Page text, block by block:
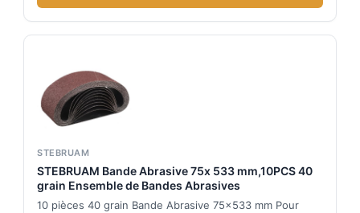
STEBRUAM
STEBRUAM Bande Abrasive 75x 533 mm,10PCS 40
grain Ensemble de Bandes Abrasives
10 pièces 40 grain Bande Abrasive 75x533 mm Pour